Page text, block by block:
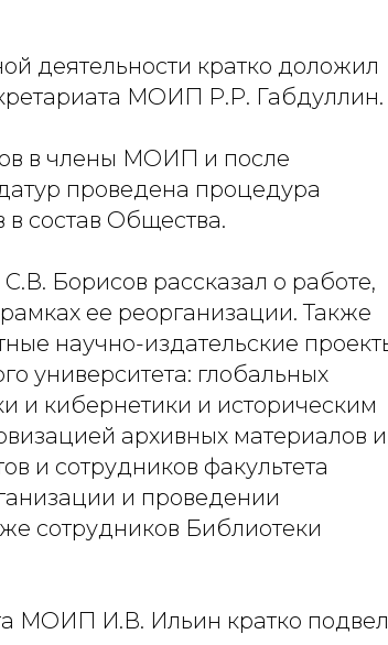
деятельности кратко доложил
МОИП Р.Р. Габдуллин.
в члены МОИП и после
проведена процедура
состав Общества.
Борисов рассказал о работе,
ее реорганизации. Также
научно-издательские
университета: глобальных
и кибернетики и историческим
архивных материалов и
и сотрудников факультета
и проведении
сотрудников Библиотеки
МОИП И.В. Ильин кратко подвел